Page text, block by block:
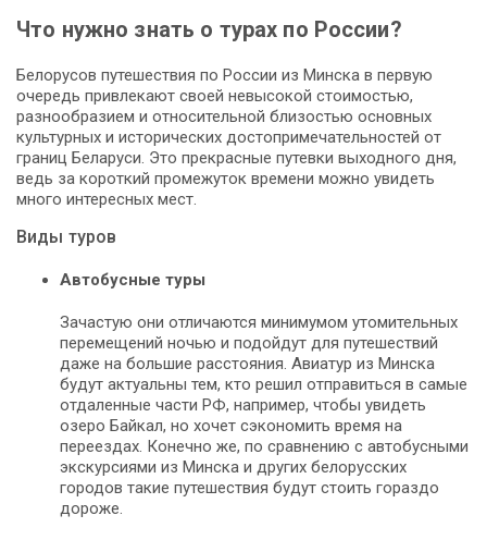
Что нужно знать о турах по России?
Белорусов путешествия по России из Минска в первую
очередь привлекают своей невысокой стоимостью,
разнообразием и относительной близостью основных
культурных и исторических достопримечательностей от
границ Беларуси. Это прекрасные путевки выходного дня,
ведь за короткий промежуток времени можно увидеть
много интересных мест.
Виды туров
Автобусные туры
Зачастую они отличаются минимумом утомительных
перемещений ночью и подойдут для путешествий
даже на большие расстояния. Авиатур из Минска
будут актуальны тем, кто решил отправиться в самые
отдаленные части РФ, например, чтобы увидеть
озеро Байкал, но хочет сэкономить время на
переездах. Конечно же, по сравнению с автобусными
экскурсиями из Минска и других белорусских
городов такие путешествия будут стоить гораздо
дороже.